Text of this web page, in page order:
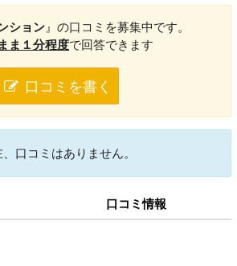
ション』の口コミを募集中です。
ま１分程度で回答できます
口コミを書く
口コミはありません。
口コミ情報